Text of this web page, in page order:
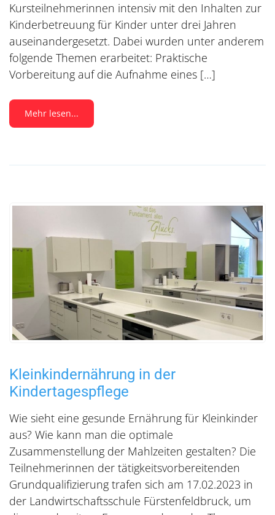
Kursteilnehmerinnen intensiv mit den Inhalten zur
Kinderbetreuung für Kinder unter drei Jahren
auseinandergesetzt. Dabei wurden unter anderem
folgende Themen erarbeitet: Praktische
Vorbereitung auf die Aufnahme eines […]
Mehr lesen...
Kleinkindernährung in der
Kindertagespflege
Wie sieht eine gesunde Ernährung für Kleinkinder
aus? Wie kann man die optimale
Zusammenstellung der Mahlzeiten gestalten? Die
Teilnehmerinnen der tätigkeitsvorbereitenden
Grundqualifizierung trafen sich am 17.02.2023 in
der Landwirtschaftsschule Fürstenfeldbruck, um